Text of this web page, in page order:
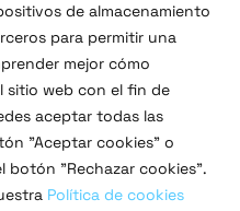
I+D+i
de almacenamiento
para permitir una
mejor cómo
sitio web con el fin de
aceptar todas las
"Aceptar cookies" o
botón "Rechazar cookies".
Política de cookies